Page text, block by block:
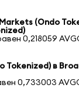
(Ondo
0,218059
Tokenized) в
0,733003